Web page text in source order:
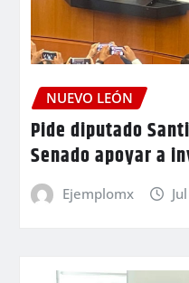
NUEVO LEÓN
Pide diputado
Senado apoyar a
Ejemplomx